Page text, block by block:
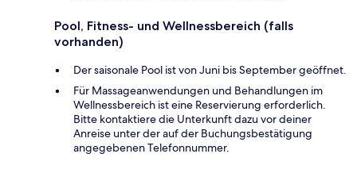
Pool, Fitness- und Wellnessbereich (falls
vorhanden)
Der saisonale Pool ist von Juni bis September geöffnet.
Für Massageanwendungen und Behandlungen im
Wellnessbereich ist eine Reservierung erforderlich.
Bitte kontaktiere die Unterkunft dazu vor deiner
Anreise unter der auf der Buchungsbestätigung
angegebenen Telefonnummer.